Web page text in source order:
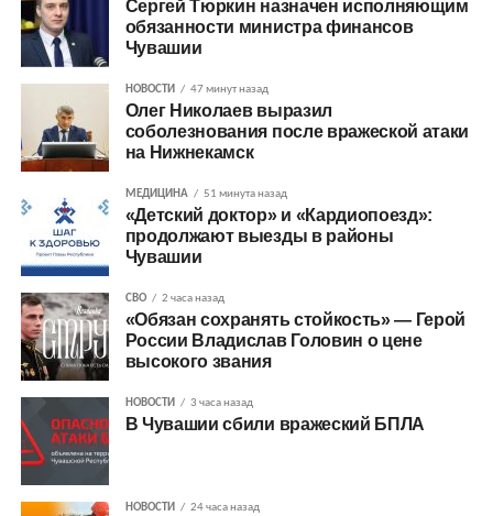
Сергей Тюркин назначен исполняющим
обязанности министра финансов
Чувашии
НОВОСТИ 47 минут назад
Олег Николаев выразил
соболезнования после вражеской атаки
на Нижнекамск
МЕДИЦИНА 51 минута назад
«Детский доктор» и «Кардиопоезд»:
продолжают выезды в районы
Чувашии
СВО 2 часа назад
«Обязан сохранять стойкость» — Герой
России Владислав Головин о цене
высокого звания
НОВОСТИ 3 часа назад
В Чувашии сбили вражеский БПЛА
НОВОСТИ 24 часа назад